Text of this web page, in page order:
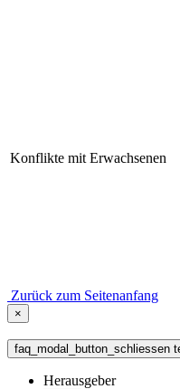
Konflikte mit Erwachsenen
Zurück zum Seitenanfang
×
faq_modal_button_schliessen
Herausgeber